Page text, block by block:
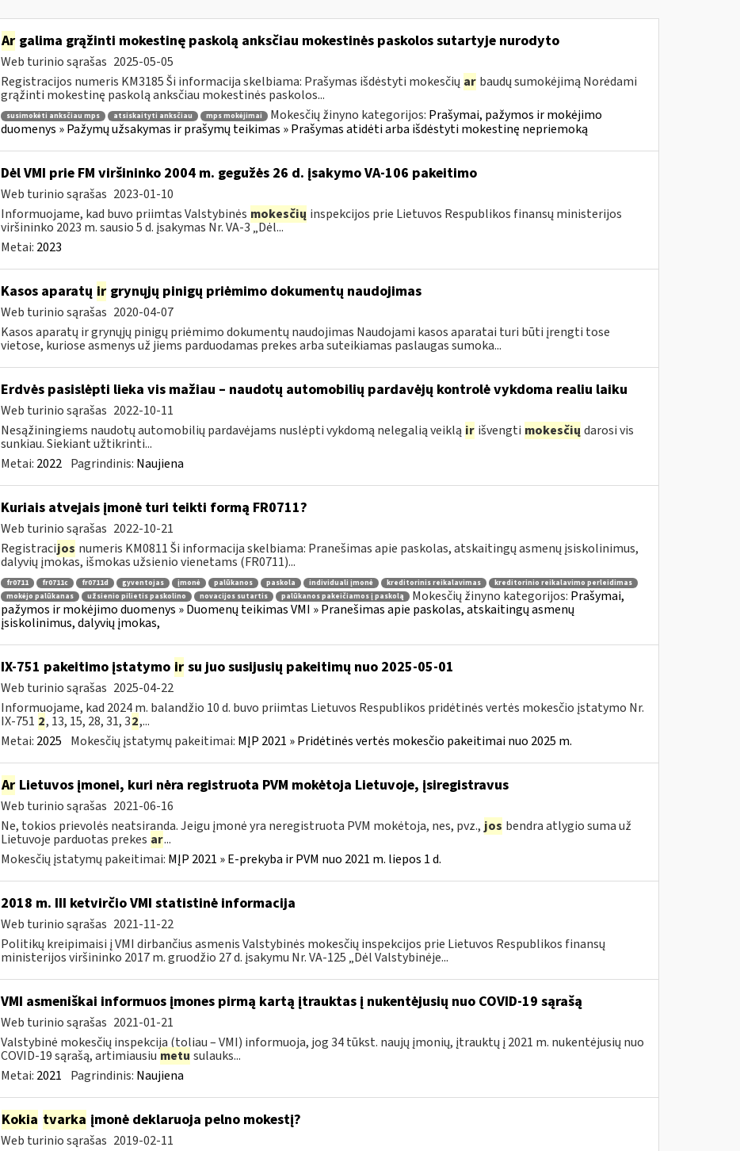
Argalima grąžinti mokestinę paskolą anksčiau mokestinės paskolos sutartyje nurodyto
Web turinio sąrašas 2025-05-05
Registracijos numeris KM3185 Ši informacija skelbiama: Prašymas išdėstyti mokesčių ar baudų sumokėjimą Norėdami
grąžinti mokestinę paskolą anksčiau mokestinės paskolos...
susimokėti anksčiau mps atsiskaityti anksčiau mps mokėjimai Mokesčių žinyno kategorijos: Prašymai, pažymos ir mokėjimo
duomenys » Pažymų užsakymas ir prašymų teikimas » Prašymas atidėti arba išdėstyti mokestinę nepriemoką
Dėl VMI prie FM viršininko 2004 m. gegužės 26 d. įsakymo VA-106 pakeitimo
Web turinio sąrašas 2023-01-10
Informuojame, kad buvo priimtas Valstybinės mokesčių inspekcijos prie Lietuvos Respublikos finansų ministerijos
viršininko 2023 m. sausio 5 d. įsakymas Nr. VA-3 „Dėl...
Metai: 2023
Kasos aparatų irgrynųjų pinigų priėmimo dokumentų naudojimas
Web turinio sąrašas 2020-04-07
Kasos aparatų ir grynųjų pinigų priėmimo dokumentų naudojimas Naudojami kasos aparatai turi būti įrengti tose
vietose, kuriose asmenys už jiems parduodamas prekes arba suteikiamas paslaugas sumoka...
Erdvės pasislėpti lieka vis mažiau – naudotų automobilių pardavėjų kontrolė vykdoma realiu laiku
Web turinio sąrašas 2022-10-11
Nesąžiningiems naudotų automobilių pardavėjams nuslėpti vykdomą nelegalią veiklą ir išvengti mokesčių darosi vis
sunkiau. Siekiant užtikrinti...
Metai: 2022 Pagrindinis: Naujiena
Kuriais atvejais įmonė turi teikti formą FR0711?
Web turinio sąrašas 2022-10-21
Registracijos numeris KM0811 Ši informacija skelbiama: Pranešimas apie paskolas, atskaitingų asmenų įsiskolinimus,
dalyvių įmokas, išmokas užsienio vienetams (FR0711)...
fr0711 fr0711c fr0711d gyventojas įmonė palūkanos paskola individuali įmonė kreditorinis reikalavimas
kreditorinio reikalavimo perleidimas
mokėjo palūkanas
užsienio pilietis paskolino novacijos sutartis palūkanos pakeičiamos į paskolą Mokesčių žinyno kategorijos: Prašymai,
pažymos ir mokėjimo duomenys » Duomenų teikimas VMI » Pranešimas apie paskolas, atskaitingų asmenų
įsiskolinimus, dalyvių įmokas,
IX-751 pakeitimo įstatymo irsu juo susijusių pakeitimų nuo 2025-05-01
Web turinio sąrašas 2025-04-22
Informuojame, kad 2024 m. balandžio 10 d. buvo priimtas Lietuvos Respublikos pridėtinės vertės mokesčio įstatymo Nr.
IX-751 2, 13, 15, 28, 31, 32,...
Metai: 2025 Mokesčių įstatymų pakeitimai: MĮP 2021 » Pridėtinės vertės mokesčio pakeitimai nuo 2025 m.
ArLietuvos įmonei, kuri nėra registruota PVM mokėtoja Lietuvoje, įsiregistravus
Web turinio sąrašas 2021-06-16
Ne, tokios prievolės neatsiranda. Jeigu įmonė yra neregistruota PVM mokėtoja, nes, pvz., jos bendra atlygio suma už
Lietuvoje parduotas prekes ar...
Mokesčių įstatymų pakeitimai: MĮP 2021 » E-prekyba ir PVM nuo 2021 m. liepos 1 d.
2018 m. III ketvirčio VMI statistinė informacija
Web turinio sąrašas 2021-11-22
Politikų kreipimaisi į VMI dirbančius asmenis Valstybinės mokesčių inspekcijos prie Lietuvos Respublikos finansų
ministerijos viršininko 2017 m. gruodžio 27 d. įsakymu Nr. VA-125 „Dėl Valstybinėje...
VMI asmeniškai informuos įmones pirmą kartą įtrauktas į nukentėjusių nuo COVID-19 sąrašą
Web turinio sąrašas 2021-01-21
Valstybinė mokesčių inspekcija (toliau – VMI) informuoja, jog 34 tūkst. naujų įmonių, įtrauktų į 2021 m. nukentėjusių nuo
COVID-19 sąrašą, artimiausiu metu sulauks...
Metai: 2021 Pagrindinis: Naujiena
Kokia tvarka įmonė deklaruoja pelno mokestį?
Web turinio sąrašas 2019-02-11